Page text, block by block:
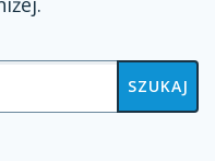
SZUKAJ